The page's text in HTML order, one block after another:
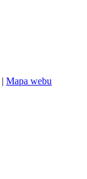
Mapa webu